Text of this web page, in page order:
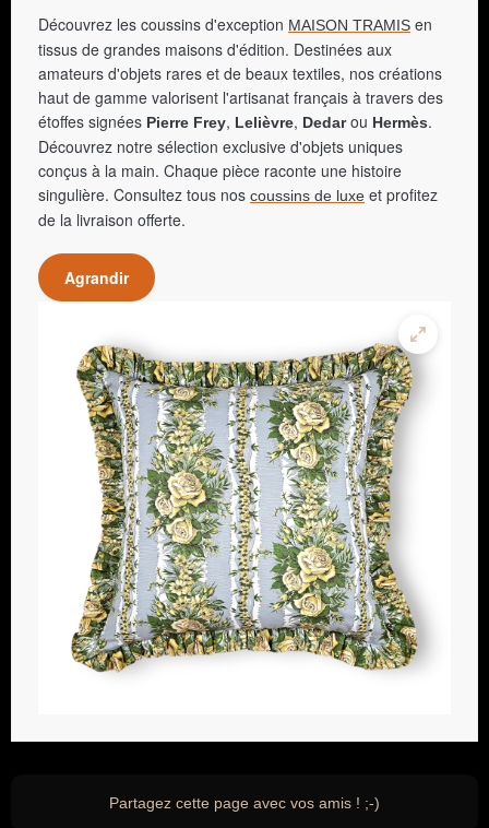
Découvrez les coussins d'exception MAISON TRAMIS en
tissus de grandes maisons d'édition. Destinées aux
amateurs d'objets rares et de beaux textiles, nos créations
haut de gamme valorisent l'artisanat français à travers des
étoffes signées Pierre Frey, Lelièvre, Dedarou Hermès.
Découvrez notre sélection exclusive d'objets uniques
conçus à la main. Chaque pièce raconte une histoire
singulière. Consultez tous nos coussins de luxe et profitez
de la livraison offerte.
Agrandir
Partagez cette page avec vos amis ! ;-)